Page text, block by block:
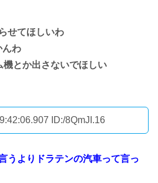
せてほしいわ
んわ
とか出さないでほしい
ID:/8QmJI.16
うよりドラテンの汽車って言っ